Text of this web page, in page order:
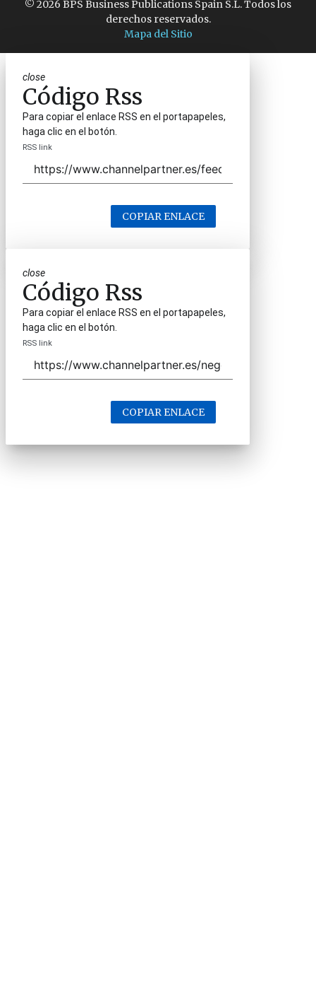
© 2026 BPS Business Publications Spain S.L. Todos los
derechos reservados.
Mapa del Sitio
close
Código Rss
Para copiar el enlace RSS en el portapapeles,
haga clic en el botón.
RSS link
COPIAR ENLACE
close
Código Rss
Para copiar el enlace RSS en el portapapeles,
haga clic en el botón.
RSS link
COPIAR ENLACE